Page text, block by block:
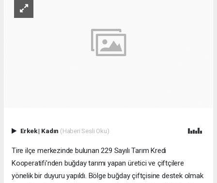
Erkek| Kadın (Haberi Sesli Oku)
Tire ilçe merkezinde bulunan 229 Sayılı Tarım Kredi
Kooperatifi’nden buğday tarımı yapan üretici ve çiftçilere
yönelik bir duyuru yapıldı. Bölge buğday çiftçisine destek olmak